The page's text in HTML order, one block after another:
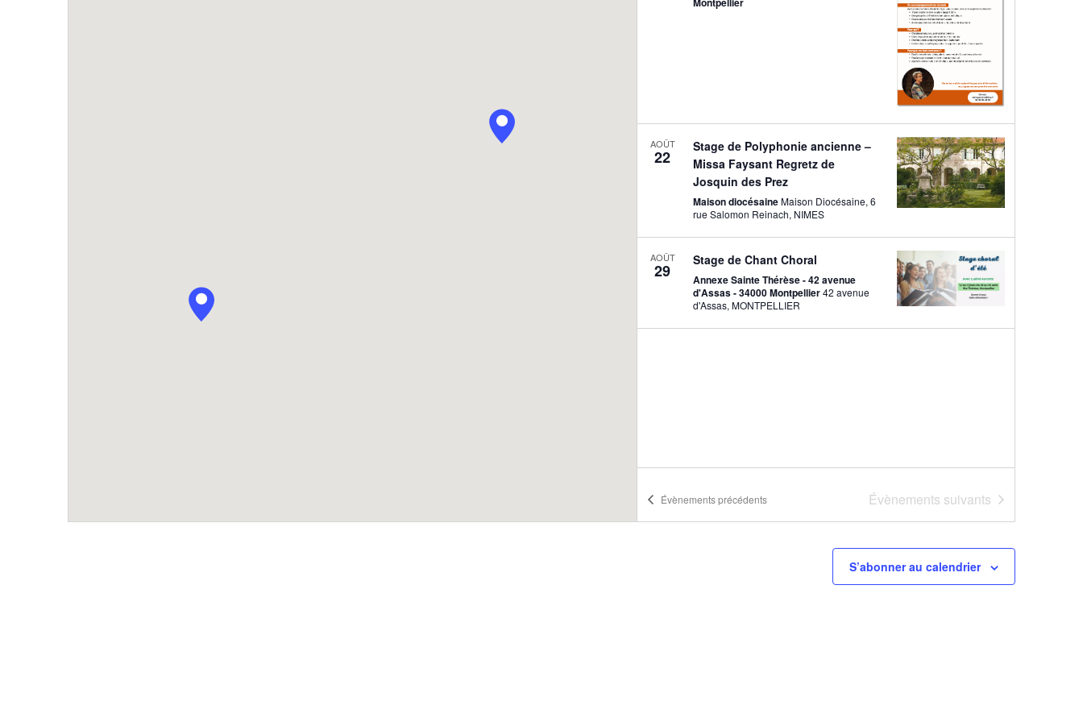
AOÛT
22
Stage de Polyphonie ancienne –
Missa Faysant Regretz de
Josquin des Prez
Maison diocésaineMaison Diocésaine, 6
rue Salomon Reinach, NIMES
AOÛT
29
Stage de Chant Choral
Annexe Sainte Thérèse - 42 avenue
d'Assas - 34000 Montpellier42 avenue
d'Assas, MONTPELLIER
Évènementsprécédents Évènements suivants
S’abonner au calendrier